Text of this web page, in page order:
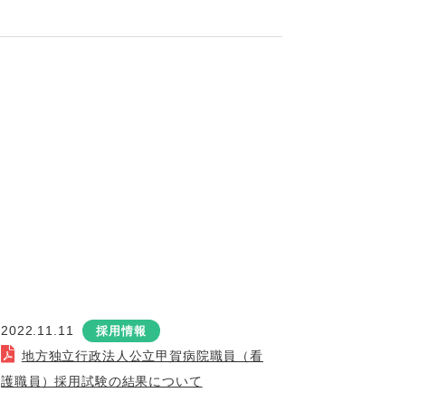
2022.11.11 採用情報
地方独立行政法人公立甲賀病院職員（看
護職員）採用試験の結果について